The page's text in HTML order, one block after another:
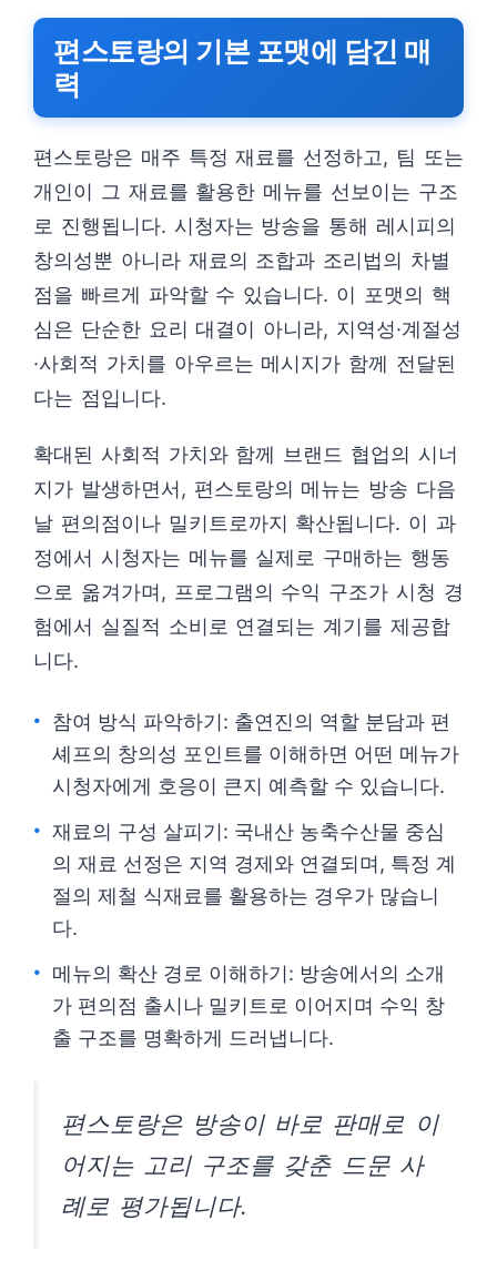
편스토랑의 기본 포맷에 담긴 매
력
편스토랑은 매주 특정 재료를 선정하고, 팀 또는
개인이 그 재료를 활용한 메뉴를 선보이는 구조
로 진행됩니다. 시청자는 방송을 통해 레시피의
창의성뿐 아니라 재료의 조합과 조리법의 차별
점을 빠르게 파악할 수 있습니다. 이 포맷의 핵
심은 단순한 요리 대결이 아니라, 지역성·계절성
·사회적 가치를 아우르는 메시지가 함께 전달된
다는 점입니다.
확대된 사회적 가치와 함께 브랜드 협업의 시너
지가 발생하면서, 편스토랑의 메뉴는 방송 다음
날 편의점이나 밀키트로까지 확산됩니다. 이 과
정에서 시청자는 메뉴를 실제로 구매하는 행동
으로 옮겨가며, 프로그램의 수익 구조가 시청 경
험에서 실질적 소비로 연결되는 계기를 제공합
니다.
참여 방식 파악하기: 출연진의 역할 분담과 편
셰프의 창의성 포인트를 이해하면 어떤 메뉴가
시청자에게 호응이 큰지 예측할 수 있습니다.
재료의 구성 살피기: 국내산 농축수산물 중심
의 재료 선정은 지역 경제와 연결되며, 특정 계
절의 제철 식재료를 활용하는 경우가 많습니
다.
메뉴의 확산 경로 이해하기: 방송에서의 소개
가 편의점 출시나 밀키트로 이어지며 수익 창
출 구조를 명확하게 드러냅니다.
편스토랑은 방송이 바로 판매로 이
어지는 고리 구조를 갖춘 드문 사
례로 평가됩니다.